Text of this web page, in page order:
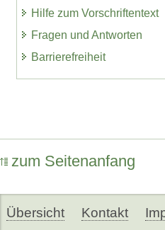
Hilfe zum Vorschriftentext
Fragen und Antworten
Barrierefreiheit
zum Seitenanfang
Übersicht Kontakt